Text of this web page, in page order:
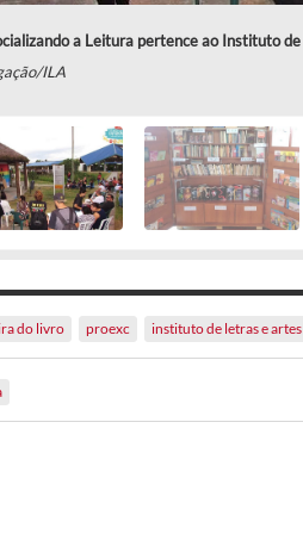
a Leitura pertence ao Instituto
ILA
do livro proexc instituto de letras e artes